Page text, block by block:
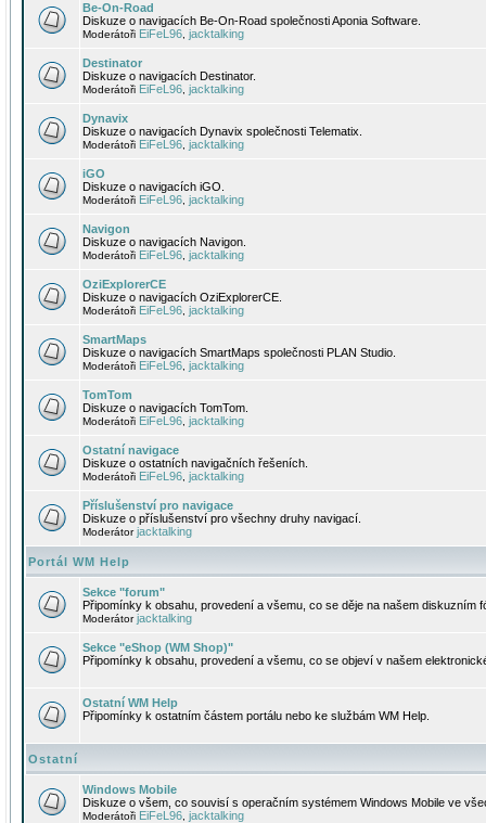
Be-On-Road
Diskuze o navigacích Be-On-Road společnosti Aponia Software.
Moderátoři EiFeL96 jacktalking
Destinator
Diskuze o navigacích Destinator.
Moderátoři EiFeL96 jacktalking
Dynavix
Diskuze o navigacích Dynavix společnosti Telematix.
Moderátoři EiFeL96 jacktalking
iGO
Diskuze o navigacích iGO.
Moderátoři EiFeL96 jacktalking
Navigon
Diskuze o navigacích Navigon.
Moderátoři EiFeL96 jacktalking
OziExplorerCE
Diskuze o navigacích OziExplorerCE.
Moderátoři EiFeL96 jacktalking
SmartMaps
Diskuze o navigacích SmartMaps společnosti PLAN Studio.
Moderátoři EiFeL96 jacktalking
TomTom
Diskuze o navigacích TomTom.
Moderátoři EiFeL96 jacktalking
Ostatní navigace
Diskuze o ostatních navigačních řešeních.
Moderátoři EiFeL96 jacktalking
Příslušenství pro navigace
Diskuze o příslušenství pro všechny druhy navigací.
Moderátorjacktalking
Portál WM Help
Sekce "forum"
Připomínky k obsahu, provedení a všemu, co se děje na našem diskuzním
Moderátorjacktalking
Sekce "eShop (WM Shop)"
Připomínky k obsahu, provedení a všemu, co se objeví v našem
Ostatní WM Help
Připomínky k ostatním částem portálu nebo ke službám WM Help.
Ostatní
Windows Mobile
Diskuze o všem, co souvisí s operačním systémem Windows Mobile ve
Moderátoři EiFeL96 jacktalking